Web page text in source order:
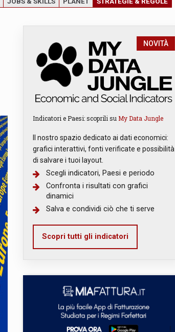
NOVITÀ
Indicatori e Paesi: scoprili su My Data Jungle
Il nostro spazio dedicato ai dati economici:
grafici interattivi, fonti verificate e possibilità
di salvare i tuoi layout.
Scegli indicatori, Paesi e periodo
Confronta i risultati con grafici
dinamici
Salva e condividi ciò che ti serve
Scopri tutti gli indicatori